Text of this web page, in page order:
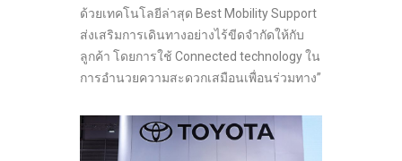
ด้วยเทคโนโลยีล่าสุด Best Mobility Support
ส่งเสริมการเดินทางอย่างไร้ขีดจำกัดให้กับ
ลูกค้า โดยการใช้ Connected technology ใน
การอำนวยความสะดวกเสมือนเพื่อนร่วมทาง”